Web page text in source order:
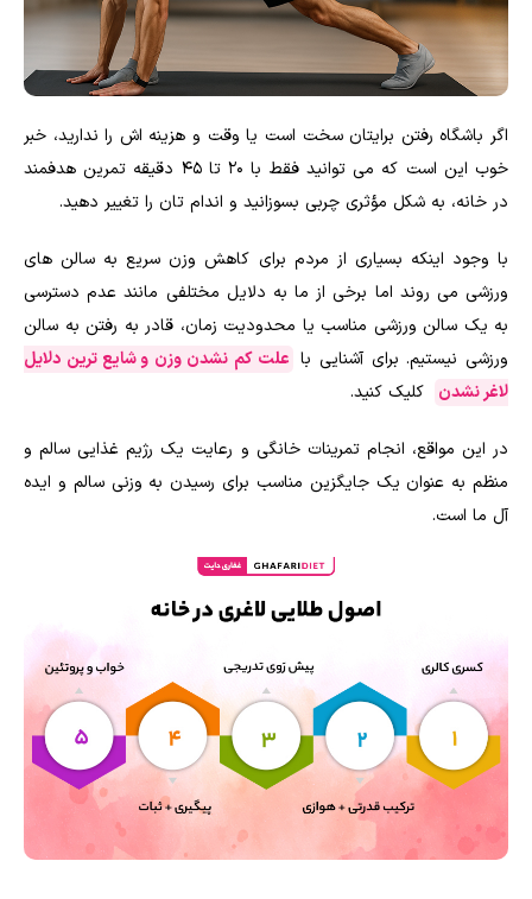
اگر باشگاه رفتن برایتان سخت است یا وقت و هزینه اش را ندارید، خبر
خوب این است که می توانید فقط با ۲۰ تا ۴۵ دقیقه تمرین هدفمند
در خانه، به شکل مؤثری چربی بسوزانید و اندام تان را تغییر دهید.
با وجود اینکه بسیاری از مردم برای کاهش وزن سریع به سالن های
ورزشی می روند اما برخی از ما به دلایل مختلفی مانند عدم دسترسی
به یک سالن ورزشی مناسب یا محدودیت زمان، قادر به رفتن به سالن
ورزشی نیستیم. برای آشنایی با علت کم نشدن وزن و شایع‌ ترین دلایل
لاغر نشدن
کلیک کنید.
در این مواقع، انجام تمرینات خانگی و رعایت یک رژیم غذایی سالم و
منظم به عنوان یک جایگزین مناسب برای رسیدن به وزنی سالم و ایده
آل ما است.